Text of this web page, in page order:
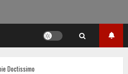
Doctissimo